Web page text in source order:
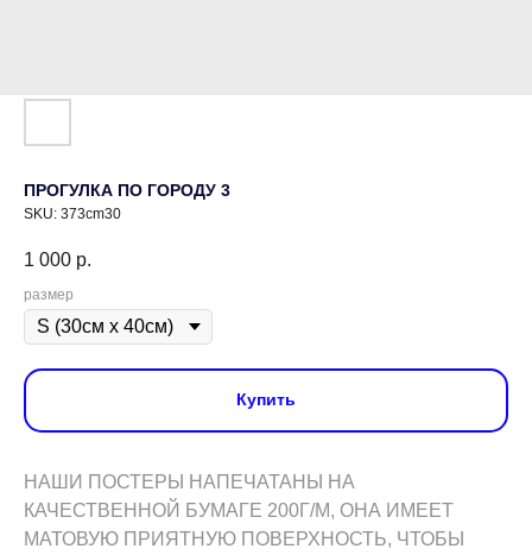
ПРОГУЛКА ПО ГОРОДУ 3
SKU: 373cm30
1 000 р.
размер
Купить
НАШИ ПОСТЕРЫ НАПЕЧАТАНЫ НА
КАЧЕСТВЕННОЙ БУМАГЕ 200Г/М, ОНА ИМЕЕТ
МАТОВУЮ ПРИЯТНУЮ ПОВЕРХНОСТЬ, ЧТОБЫ